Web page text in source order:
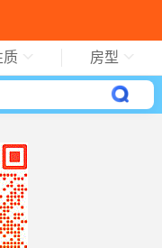
质 房型